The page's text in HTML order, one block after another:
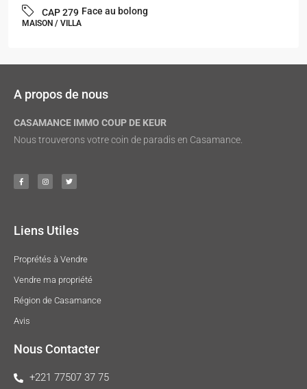
CAP 279 Face au bolong
MAISON / VILLA
A propos de nous
CASAMANCE IMMO COUP DE KEUR
Nous trouverons votre coin de paradis en Casamance.
Liens Utiles
Proprétés à Vendre
Vendre ma propriété
Région de Casamance
Avis
Nous Contacter
+221 77507 37 75